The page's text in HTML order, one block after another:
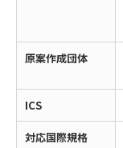
原案作成団体
ICS
対応国際規格